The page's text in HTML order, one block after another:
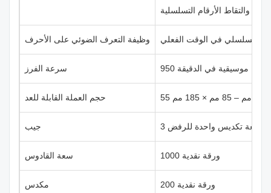
والتقاط الأرقام التسلسلية
وظيفة التعرف الضوئي على الأحرف التسلسلي في الوقت الفعلي
سرعة الفرز 950 نوتة موسيقية في الدقيقة
حجم العملة القابلة للعد
جيب رافعة تكديس واحدة للرفض
سعة القادوس 1000 ورقة نقدية
مكدس 200 ورقة نقدية